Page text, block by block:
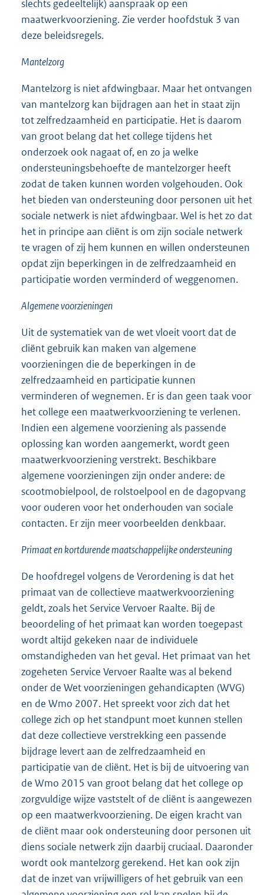
slechts gedeeltelijk) aanspraak op een
maatwerkvoorziening. Zie verder hoofdstuk 3 van
deze beleidsregels.
Mantelzorg
Mantelzorg is niet afdwingbaar. Maar het ontvangen
van mantelzorg kan bijdragen aan het in staat zijn
tot zelfredzaamheid en participatie. Het is daarom
van groot belang dat het college tijdens het
onderzoek ook nagaat of, en zo ja welke
ondersteuningsbehoefte de mantelzorger heeft
zodat de taken kunnen worden volgehouden. Ook
het bieden van ondersteuning door personen uit het
sociale netwerk is niet afdwingbaar. Wel is het zo dat
het in principe aan cliënt is om zijn sociale netwerk
te vragen of zij hem kunnen en willen ondersteunen
opdat zijn beperkingen in de zelfredzaamheid en
participatie worden verminderd of weggenomen.
Algemene voorzieningen
Uit de systematiek van de wet vloeit voort dat de
cliënt gebruik kan maken van algemene
voorzieningen die de beperkingen in de
zelfredzaamheid en participatie kunnen
verminderen of wegnemen. Er is dan geen taak voor
het college een maatwerkvoorziening te verlenen.
Indien een algemene voorziening als passende
oplossing kan worden aangemerkt, wordt geen
maatwerkvoorziening verstrekt. Beschikbare
algemene voorzieningen zijn onder andere: de
scootmobielpool, de rolstoelpool en de dagopvang
voor ouderen voor het onderhouden van sociale
contacten. Er zijn meer voorbeelden denkbaar.
Primaat en kortdurende maatschappelijke ondersteuning
De hoofdregel volgens de Verordening is dat het
primaat van de collectieve maatwerkvoorziening
geldt, zoals het Service Vervoer Raalte. Bij de
beoordeling of het primaat kan worden toegepast
wordt altijd gekeken naar de individuele
omstandigheden van het geval. Het primaat van het
zogeheten Service Vervoer Raalte was al bekend
onder de Wet voorzieningen gehandicapten (WVG)
en de Wmo 2007. Het spreekt voor zich dat het
college zich op het standpunt moet kunnen stellen
dat deze collectieve verstrekking een passende
bijdrage levert aan de zelfredzaamheid en
participatie van de cliënt. Het is bij de uitvoering van
de Wmo 2015 van groot belang dat het college op
zorgvuldige wijze vaststelt of de cliënt is aangewezen
op een maatwerkvoorziening. De eigen kracht van
de cliënt maar ook ondersteuning door personen uit
diens sociale netwerk zijn daarbij cruciaal. Daaronder
wordt ook mantelzorg gerekend. Het kan ook zijn
dat de inzet van vrijwilligers of het gebruik van een